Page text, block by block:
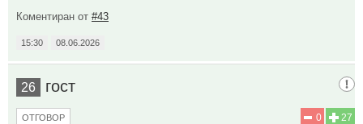
Коментиран от #43
15:30 08.06.2026
26 гост
27
0
ОТГОВОР